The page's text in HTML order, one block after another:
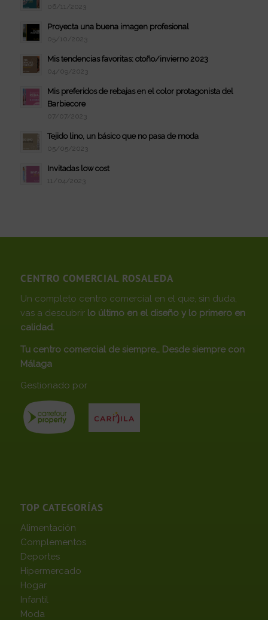
06/11/2023
Proyecta una buena imagen profesional
05/10/2023
Mis tendencias favoritas: otoño/invierno 2023
04/09/2023
Mis preferidos de rebajas en el color protagonista del
Barbiecore
07/07/2023
Tejido lino, un básico que no pasa de moda
05/05/2023
Invitadas low cost
11/04/2023
CENTRO COMERCIAL ROSALEDA
Un completo centro comercial en el que, sin duda,
vas a descubrir lo último en el diseño y lo primero en
calidad.
Tu centro comercial de siempre… Desde siempre con
Málaga
Gestionado por
TOP CATEGORÍAS
Alimentación
Complementos
Deportes
Hipermercado
Hogar
Infantil
Moda